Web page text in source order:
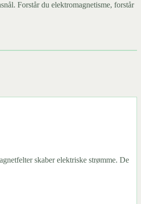
Forstår du elektromagnetisme, forstår
skaber elektriske strømme. De